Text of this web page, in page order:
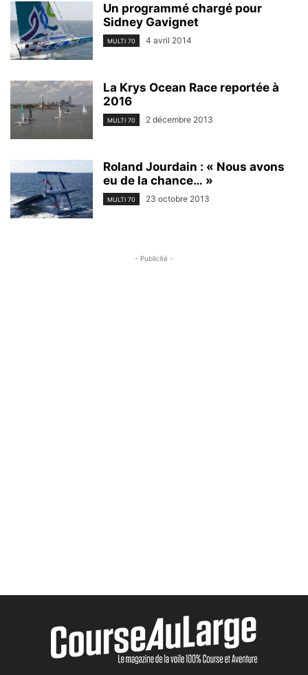
Un programmé chargé pour
Sidney Gavignet
MULTI 70 4 avril 2014
La Krys Ocean Race reportée à
2016
MULTI 70 2 décembre 2013
Roland Jourdain : « Nous avons
eu de la chance… »
MULTI 70 23 octobre 2013
- Publicité -